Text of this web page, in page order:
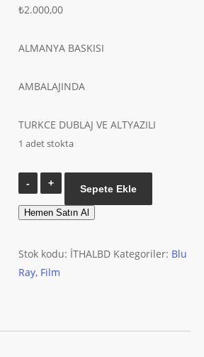
₺2.000,00
ALMANYA BASKISI
AMBALAJINDA
TURKCE DUBLAJ VE ALTYAZILI
1 adet stokta
All
On
Western
Front
adet
Sepete Ekle
Hemen Satın Al
Stok kodu: İTHALBD Kategoriler: Blu
Ray, Film